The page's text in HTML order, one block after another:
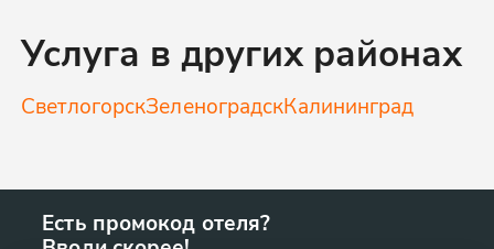
Услуга в других районах
СветлогорскЗеленоградскКалининград
Есть промокод отеля?